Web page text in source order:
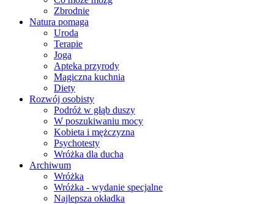
Zbrodnie
Natura pomaga
Uroda
Terapie
Joga
Apteka przyrody
Magiczna kuchnia
Diety
Rozwój osobisty
Podróż w głąb duszy
W poszukiwaniu mocy
Kobieta i mężczyzna
Psychotesty
Wróżka dla ducha
Archiwum
Wróżka
Wróżka - wydanie specjalne
Najlepsza okładka